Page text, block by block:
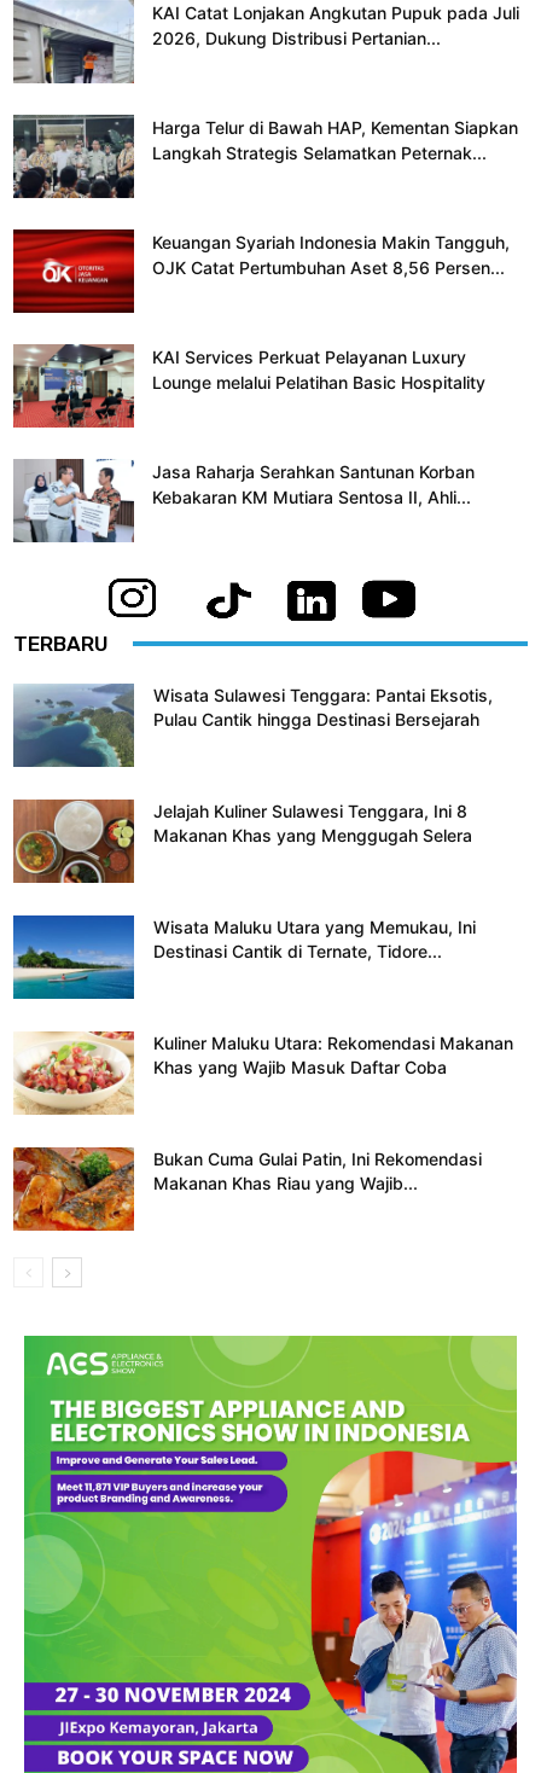
KAI Catat Lonjakan Angkutan Pupuk pada Juli
2026, Dukung Distribusi Pertanian...
Harga Telur di Bawah HAP, Kementan Siapkan
Langkah Strategis Selamatkan Peternak...
Keuangan Syariah Indonesia Makin Tangguh,
OJK Catat Pertumbuhan Aset 8,56 Persen...
KAI Services Perkuat Pelayanan Luxury
Lounge melalui Pelatihan Basic Hospitality
Jasa Raharja Serahkan Santunan Korban
Kebakaran KM Mutiara Sentosa II, Ahli...
TERBARU
Wisata Sulawesi Tenggara: Pantai Eksotis,
Pulau Cantik hingga Destinasi Bersejarah
Jelajah Kuliner Sulawesi Tenggara, Ini 8
Makanan Khas yang Menggugah Selera
Wisata Maluku Utara yang Memukau, Ini
Destinasi Cantik di Ternate, Tidore...
Kuliner Maluku Utara: Rekomendasi Makanan
Khas yang Wajib Masuk Daftar Coba
Bukan Cuma Gulai Patin, Ini Rekomendasi
Makanan Khas Riau yang Wajib...